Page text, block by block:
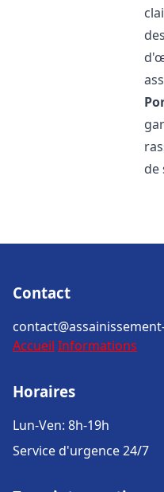
de
Contact
Accueil Informations
Horaires
Lun-Ven: 8h-19h
Service d'urgence 24/7